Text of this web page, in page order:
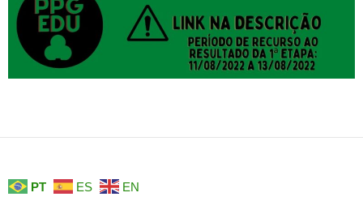
PT ES EN